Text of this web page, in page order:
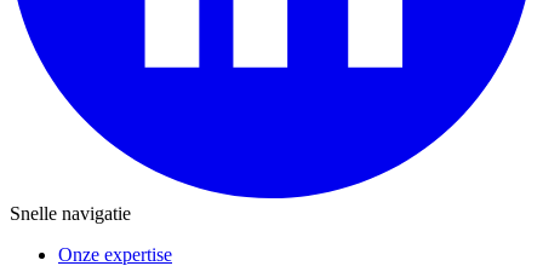
Snelle navigatie
Onze expertise